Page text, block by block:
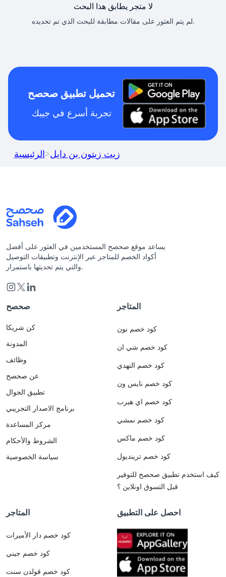
لا متجر يطابق هذا البحث
لم يتم العثور على مقالات مطابقة للبحث الذي تم تحديده.
تحميل تطبيق صحصح
تجربة أسرع في جيبك
الرئيسية>زيت زيتون بن دايل
يساعد موقع صحصح المستخدمين في العثور على أفضل
أكواد الخصم للمتاجر عبر الإنترنت وتطبيقات التوصيل
والتي يتم تحديثها باستمرار.
صحصح
كن شريكا
المدونة
وظائف
عن صحصح
تطبيق الجوال
برنامج الاصدار التجريبي
مركز المساعدة
الشروط والأحكام
سياسة الخصوصية
المتاجر
كود خصم نون
كود خصم شي ان
كود خصم النهدي
كود خصم نايس ون
كود خصم اي هيرب
كود خصم نمشي
كود خصم ماكس
كود خصم ترينديول
كيف استخدم تطبيق صحصح للتوفير
قبل التسوق اونلاين ؟
المتاجر
كود خصم دار الأميرات
كود خصم جيني
كود خصم قولدن سنت
احصل على التطبيق